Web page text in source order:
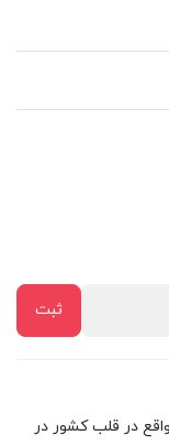
در قلب کشور در